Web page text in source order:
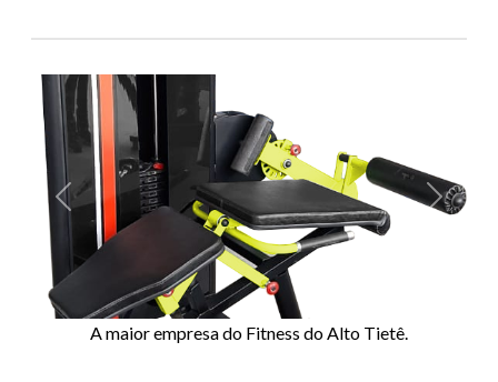
Anterior Próximo
A maior empresa do Fitness do Alto Tietê.